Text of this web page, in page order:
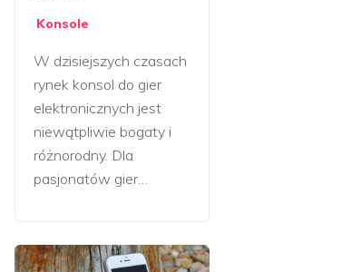
Konsole
W dzisiejszych czasach
rynek konsol do gier
elektronicznych jest
niewątpliwie bogaty i
różnorodny. Dla
pasjonatów gier…